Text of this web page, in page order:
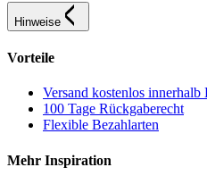
Hinweise
Vorteile
Versand kostenlos innerhalb
100 Tage Rückgaberecht
Flexible Bezahlarten
Mehr Inspiration